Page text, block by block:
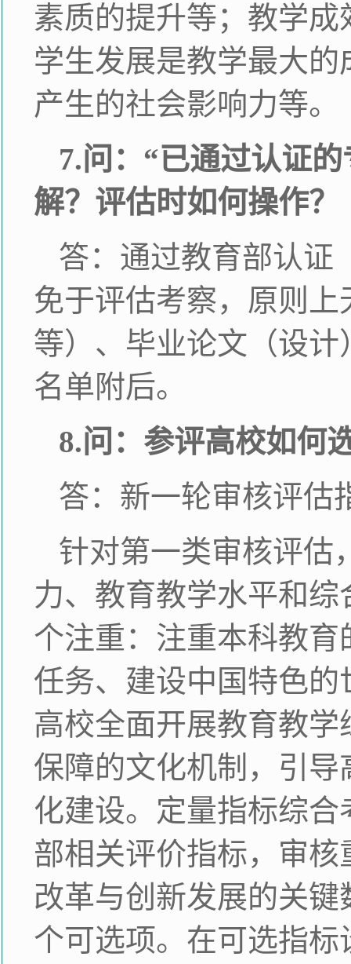
素质的提升等；教学
学生发展是教学最大
产生的社会影响力等。
7.问：“已通过认证
解？评估时如何操作？
答：通过教育部认证
免于评估考察，原则
等）、毕业论文（设
名单附后。
8.问：参评高校如何
答：新一轮审核评估
针对第一类审核评估
力、教育教学水平和
个注重：注重本科教
任务、建设中国特色
高校全面开展教育教
保障的文化机制，引
化建设。定量指标综
部相关评价指标，审
改革与创新发展的关
个可选项。在可选指